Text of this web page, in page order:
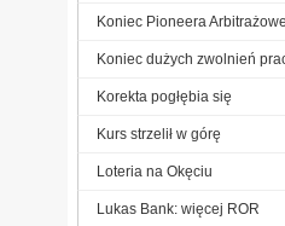
Koniec Pioneera
Koniec dużych zwolnień
Korekta pogłębia się
Kurs strzelił w górę
Loteria na Okęciu
Lukas Bank: więcej ROR